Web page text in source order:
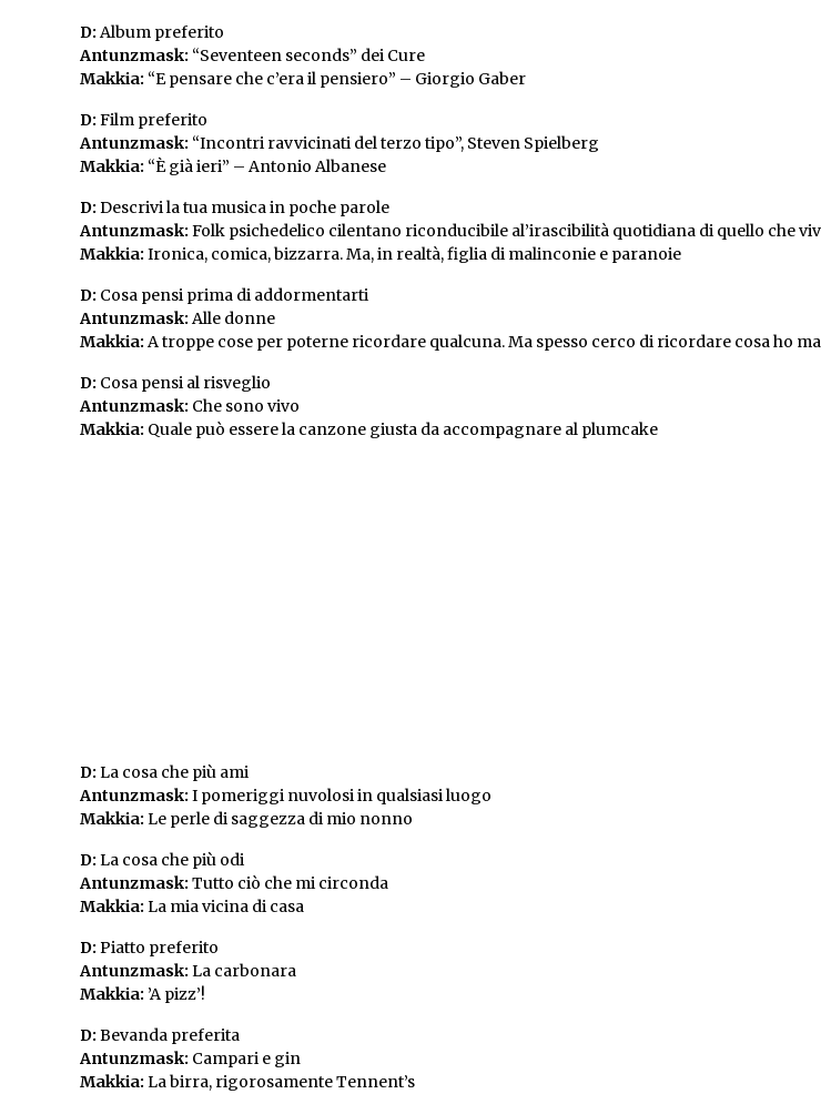
D: Album preferito
Antunzmask: “Seventeen seconds” dei Cure
Makkia: “E pensare che c’era il pensiero” – Giorgio Gaber
D: Film preferito
Antunzmask: “Incontri ravvicinati del terzo tipo”, Steven Spielberg
Makkia: “È già ieri” – Antonio Albanese
D: Descrivi la tua musica in poche parole
Antunzmask: Folk psichedelico cilentano riconducibile al’irascibilità quotidiana di quello che
Makkia: Ironica, comica, bizzarra. Ma, in realtà, figlia di malinconie e paranoie
D: Cosa pensi prima di addormentarti
Antunzmask: Alle donne
Makkia: A troppe cose per poterne ricordare qualcuna. Ma spesso cerco di ricordare cosa ho
D: Cosa pensi al risveglio
Antunzmask: Che sono vivo
Makkia: Quale può essere la canzone giusta da accompagnare al plumcake
D: La cosa che più ami
Antunzmask: I pomeriggi nuvolosi in qualsiasi luogo
Makkia: Le perle di saggezza di mio nonno
D: La cosa che più odi
Antunzmask: Tutto ciò che mi circonda
Makkia: La mia vicina di casa
D: Piatto preferito
Antunzmask: La carbonara
Makkia: ’A pizz’!
D: Bevanda preferita
Antunzmask: Campari e gin
Makkia: La birra, rigorosamente Tennent’s